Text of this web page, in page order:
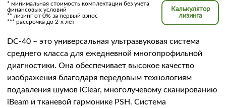
* минимальная стоимость комплектации без учета
финансовых условий
** лизинг от 0% за первый взнос
*** рассрочка до 2-х лет
Калькулятор
лизинга
DC-40 – это универсальная ультразвуковая система
среднего класса для ежедневной многопрофильной
диагностики. Она обеспечивает высокое качество
изображения благодаря передовым технологиям
подавления шумов iClear, многолучевому сканированию
iBeam и тканевой гармонике PSH. Система